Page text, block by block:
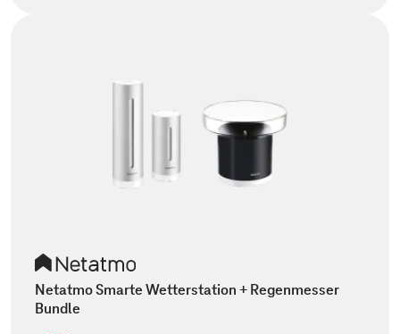
Netatmo Smarte Wetterstation + Regenmesser
Bundle